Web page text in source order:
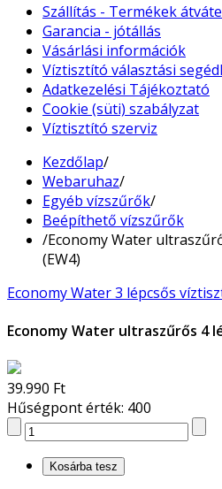
Szállítás - Termékek
Garancia - jótállás
Vásárlási információk
Víztisztító választási
Adatkezelési Tájékoztató
Cookie (süti) szabályzat
Víztisztító szerviz
Kezdőlap/
Webaruhaz/
Egyéb vízszűrők/
Beépíthető vízszűrők
/Economy Water
(EW4)
Economy Water 3 lépcsős
Economy Water ultraszűrős 4
39.990 Ft
Hűségpont érték: 400